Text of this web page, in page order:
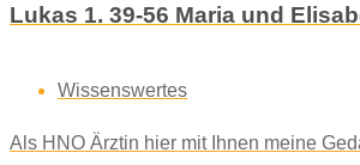
Lukas 1. 39-56 Maria und
Wissenswertes
Als HNO Ärztin hier mit Ihnen meine